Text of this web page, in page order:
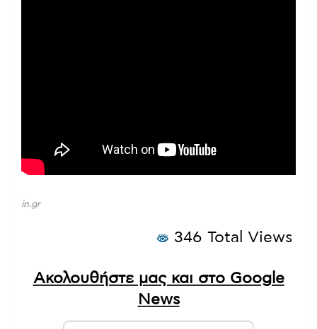
in.gr
346 Total Views
Ακολουθήστε μας και στο Google
News